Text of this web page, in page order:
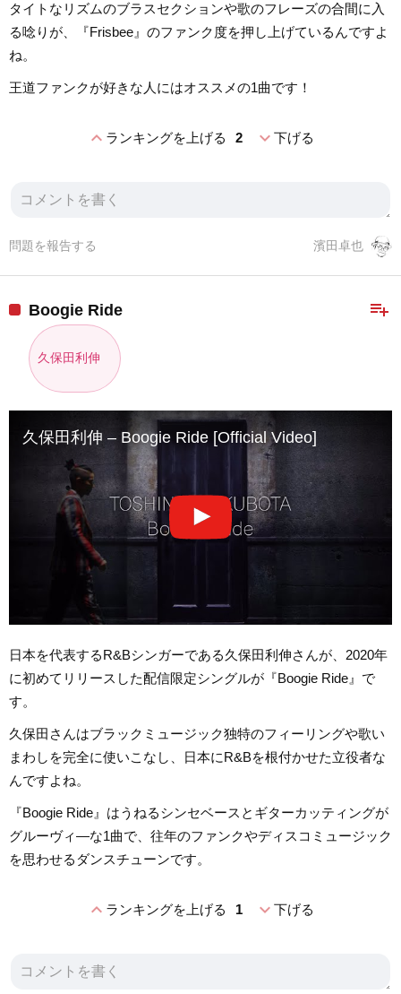
タイトなリズムのブラスセクションや歌のフレーズの合間に入
る唸りが、『Frisbee』のファンク度を押し上げているんですよ
ね。
王道ファンクが好きな人にはオススメの1曲です！
expand_lessランキングを上げる 2 expand_more下げる
濱田卓也
問題を報告する
playlist_add
Boogie Ride
久保田利伸
久保田利伸 – Boogie Ride [Official Video]
日本を代表するR&Bシンガーである久保田利伸さんが、2020年
に初めてリリースした配信限定シングルが『Boogie Ride』で
す。
久保田さんはブラックミュージック独特のフィーリングや歌い
まわしを完全に使いこなし、日本にR&Bを根付かせた立役者な
んですよね。
『Boogie Ride』はうねるシンセベースとギターカッティングが
グルーヴィ―な1曲で、往年のファンクやディスコミュージック
を思わせるダンスチューンです。
expand_lessランキングを上げる 1 expand_more下げる